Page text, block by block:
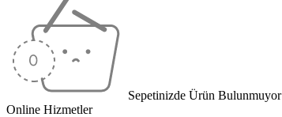
Sepetinizde Ürün Bulunmuyor
Online Hizmetler